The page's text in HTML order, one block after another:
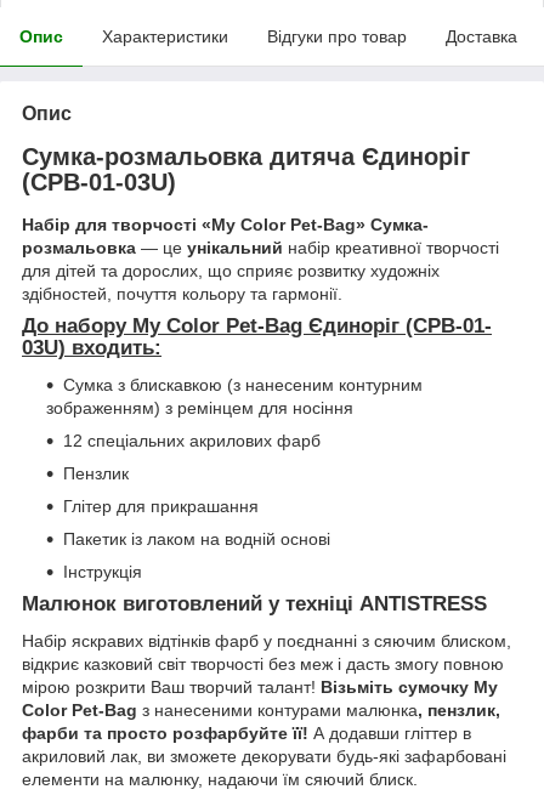
Опис Характеристики Відгуки про товар Доставка
Опис
Сумка-розмальовка дитяча Єдиноріг
(CPB-01-03U)
Набір для творчості «My Color Pet-Bag» Сумка-
розмальовка — це унікальний набір креативної творчості
для дітей та дорослих, що сприяє розвитку художніх
здібностей, почуття кольору та гармонії.
До набору My Color Pet-Bag Єдиноріг (CPB-01-
03U) входить:
Сумка з блискавкою (з нанесеним контурним
зображенням) з ремінцем для носіння
12 спеціальних акрилових фарб
Пензлик
Глітер для прикрашання
Пакетик із лаком на водній основі
Інструкція
Малюнок виготовлений у техніці ANTISTRESS
Набір яскравих відтінків фарб у поєднанні з сяючим блиском,
відкриє казковий світ творчості без меж і дасть змогу повною
мірою розкрити Ваш творчий талант! Візьміть сумочку My
Color Pet-Bag з нанесеними контурами малюнка, пензлик,
фарби та просто розфарбуйте її! А додавши гліттер в
акриловий лак, ви зможете декорувати будь-які зафарбовані
елементи на малюнку, надаючи їм сяючий блиск.